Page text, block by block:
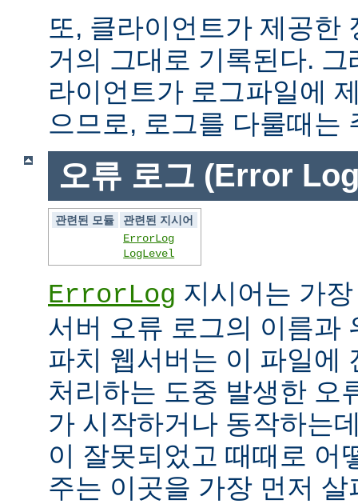
또, 클라이언트가 제공한
거의 그대로 기록된다.
라이언트가 로그파일에
으므로, 로그를 다룰때는
오류 로그 (Error
관련된 모듈
관련된 지시어
ErrorLog
LogLevel
ErrorLog 지시어는 가
서버 오류 로그의 이름과
파치 웹서버는 이 파일에
처리하는 도중 발생한 오
가 시작하거나 동작하는
이 잘못되었고 때때로 어
주는 이곳을 가장 먼저 살